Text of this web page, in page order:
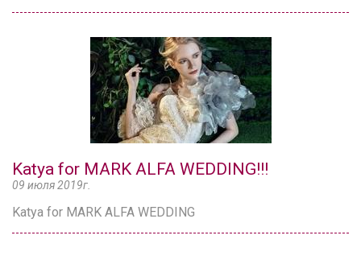
Katya for MARK ALFA WEDDING!!!
09 июля 2019г.
Katya for MARK ALFA WEDDING